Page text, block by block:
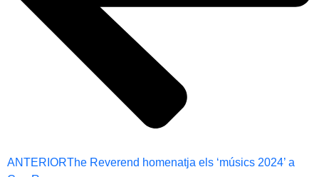
ANTERIORThe Reverend homenatja els ‘músics 2024’ a